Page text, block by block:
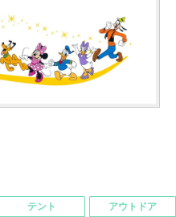
テント アウトドア